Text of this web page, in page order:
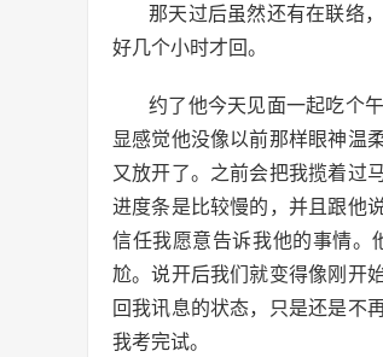
那天过后虽然还有在联络
好几个小时才回。
约了他今天见面一起吃个
显感觉他没像以前那样眼神温
又放开了。之前会把我揽着过
进度条是比较慢的，并且跟他
信任我愿意告诉我他的事情。
尬。说开后我们就变得像刚开
回我讯息的状态，只是还是不
我考完试。